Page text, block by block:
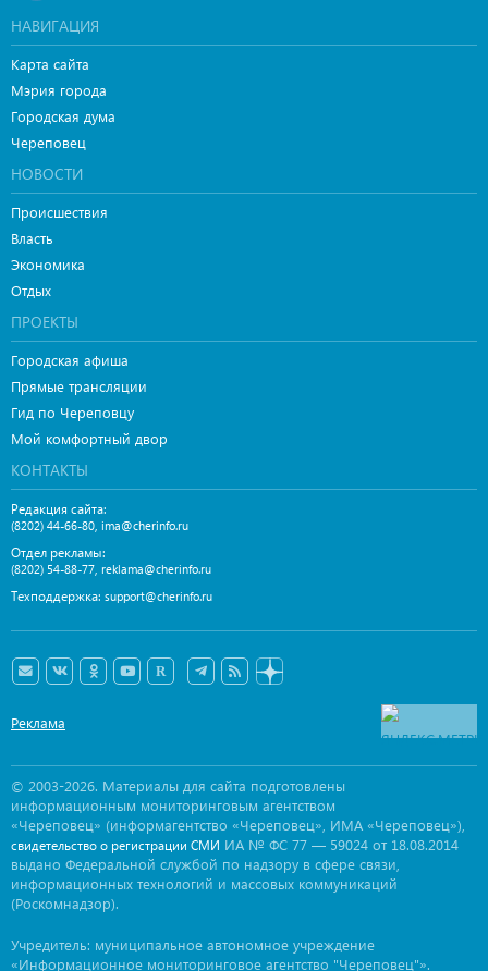
НАВИГАЦИЯ
Карта сайта
Мэрия города
Городская дума
Череповец
НОВОСТИ
Происшествия
Власть
Экономика
Отдых
ПРОЕКТЫ
Городская афиша
Прямые трансляции
Гид по Череповцу
Мой комфортный двор
КОНТАКТЫ
Редакция сайта:
(8202) 44-66-80, ima@cherinfo.ru
Отдел рекламы:
(8202) 54-88-77, reklama@cherinfo.ru
Техподдержка: support@cherinfo.ru
Реклама
© 2003-2026. Материалы для сайта подготовлены
информационным мониторинговым агентством
«Череповец» (информагентство «Череповец», ИМА «Череповец»),
свидетельство о регистрации СМИ ИА № ФС 77 — 59024 от 18.08.2014
выдано Федеральной службой по надзору в сфере связи,
информационных технологий и массовых коммуникаций
(Роскомнадзор).
Учредитель: муниципальное автономное учреждение
«Информационное мониторинговое агентство "Череповец"».